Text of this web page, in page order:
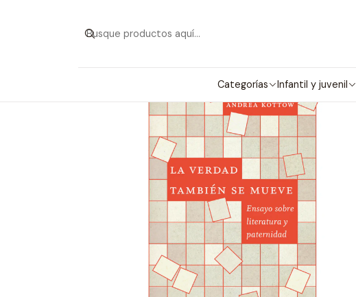
Categorías Infantil y juvenil